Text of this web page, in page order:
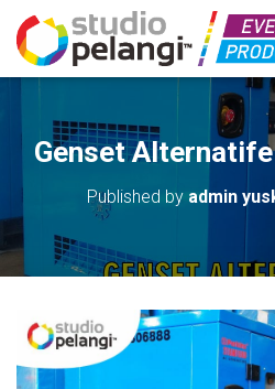
Genset
Published by admin